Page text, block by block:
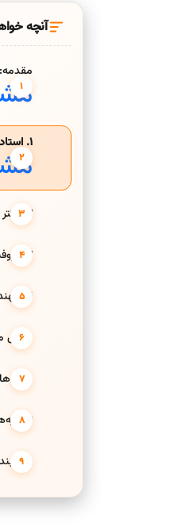
آنچه
1. استاد عباس منش: پدر
2. دکتر محمدحسن سریع‌القلم: نابغه استراتژی‌های تست‌زنی
3. پروفسور زهرا جلالی: مادر مشاوره انگیزشی
4. مهندس رامبد دانش: انقلابی در مشاوره آنلاین
جدول